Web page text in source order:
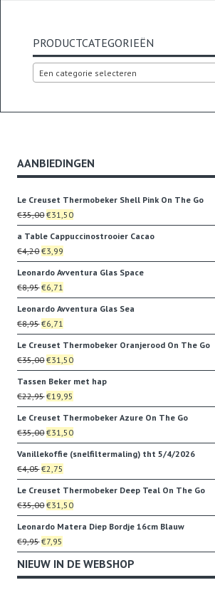
PRODUCTCATEGORIEËN
Een categorie selecteren
AANBIEDINGEN
Le Creuset Thermobeker Shell Pink On The Go
€35,00Oorspronkelijke
prijs
was:
€35,00.
€31,50Huidige
prijs
€31,50.
a Table Cappuccinostrooier Cacao
€4,20Oorspronkelijke
prijs
was:
€4,20.
€3,99
prijs
is:
€3,99.
Leonardo Avventura Glas Space
€8,95Oorspronkelijke
prijs
was:
€8,95.
€6,71
prijs
is:
€6,71.
Leonardo Avventura Glas Sea
€8,95Oorspronkelijke
prijs
was:
€8,95.
€6,71
prijs
is:
€6,71.
Le Creuset Thermobeker Oranjerood On The Go
€35,00Oorspronkelijke
prijs
was:
€35,00.
€31,50Huidige
prijs
is:
€31,50.
Tassen Beker met hap
€22,95Oorspronkelijke
prijs
was:
€22,95.
€19,95
prijs
is:
€19,95.
Le Creuset Thermobeker Azure On The Go
€35,00Oorspronkelijke
prijs
was:
€35,00.
€31,50Huidige
prijs
€31,50.
Vanillekoffie (snelfiltermaling) tht 5/4/2026
€4,05Oorspronkelijke
prijs
was:
€4,05.
€2,75
prijs
is:
€2,75.
Le Creuset Thermobeker Deep Teal On The Go
€35,00Oorspronkelijke
prijs
was:
€35,00.
€31,50Huidige
prijs
€31,50.
Leonardo Matera Diep Bordje 16cm Blauw
€9,95Oorspronkelijke
prijs
was:
€7,95
prijs
is:
NIEUW IN DE WEBSHOP